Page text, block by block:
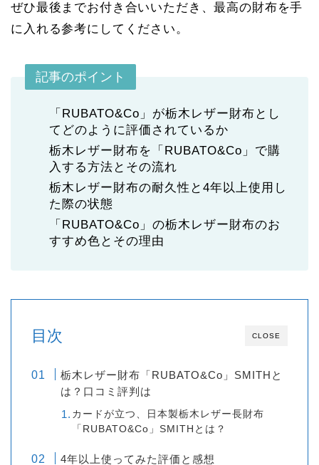
ぜひ最後までお付き合いいただき、最高の財布を手
に入れる参考にしてください。
記事のポイント
「RUBATO&Co」が栃木レザー財布とし
てどのように評価されているか
栃木レザー財布を「RUBATO&Co」で購
入する方法とその流れ
栃木レザー財布の耐久性と4年以上使用し
た際の状態
「RUBATO&Co」の栃木レザー財布のお
すすめ色とその理由
CLOSE
目次
栃木レザー財布「RUBATO&Co」SMITHと
は？口コミ評判は
カードが立つ、日本製栃木レザー長財布
「RUBATO&Co」SMITHとは？
4年以上使ってみた評価と感想